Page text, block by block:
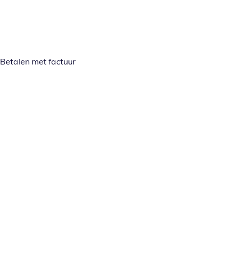
Betalen met factuur